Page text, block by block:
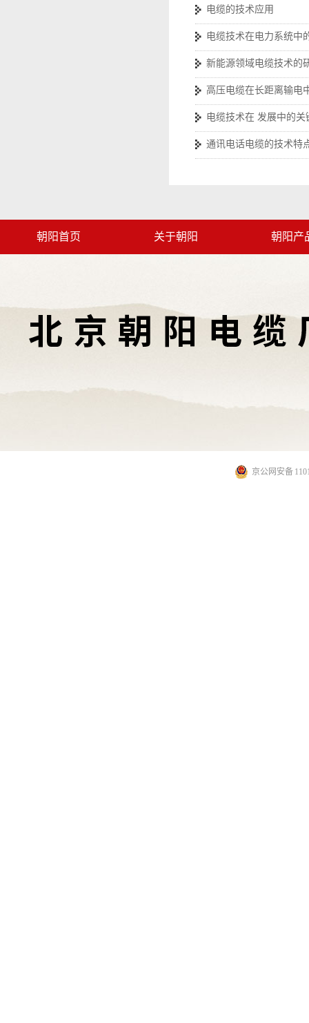
电缆的技术应用
电缆技术在电力系统中
新能源领域电缆技术的
高压电缆在长距离输电
电缆技术在 发展中的关
通讯电话电缆的技术特
朝阳首页 关于朝阳 朝阳产
京公网安备